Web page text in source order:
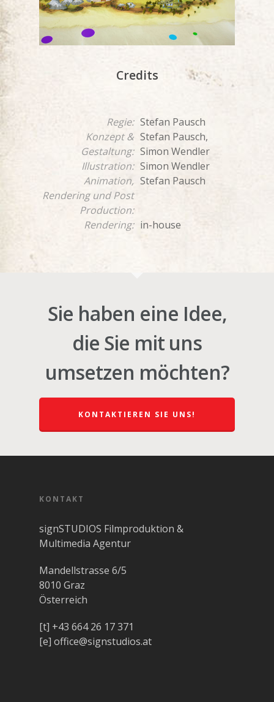
Credits
Regie: Stefan Pausch
Konzept &
Gestaltung:
Stefan Pausch,
Simon Wendler
Illustration: Simon Wendler
Animation,
Rendering und Post
Production:
Stefan Pausch
Rendering: in-house
Sie haben eine Idee,
die Sie mit uns
umsetzen möchten?
KONTAKTIEREN SIE UNS!
KONTAKT
signSTUDIOS Filmproduktion &
Multimedia Agentur
Mandellstrasse 6/5
8010 Graz
Österreich
[t] +43 664 26 17 371
[e] office@signstudios.at